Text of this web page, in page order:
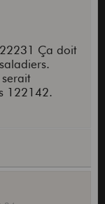
Ça doit
122142.